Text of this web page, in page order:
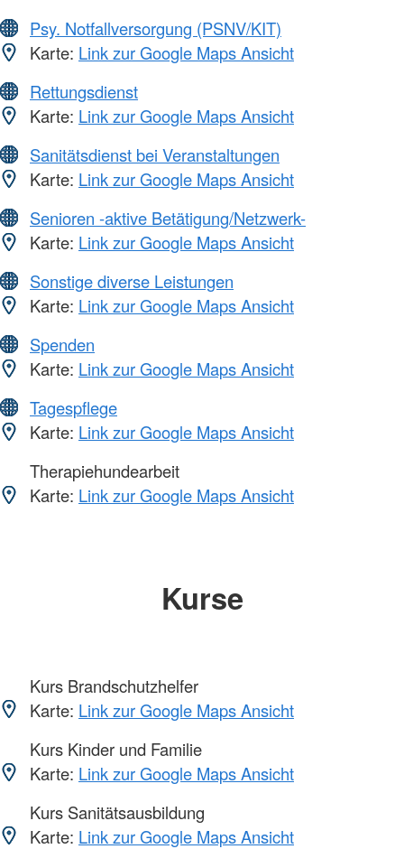
Psy. Notfallversorgung (PSNV/KIT)
Karte: Link zur Google Maps Ansicht
Rettungsdienst
Karte: Link zur Google Maps Ansicht
Sanitätsdienst bei Veranstaltungen
Karte: Link zur Google Maps Ansicht
Senioren -aktive Betätigung/Netzwerk-
Karte: Link zur Google Maps Ansicht
Sonstige diverse Leistungen
Karte: Link zur Google Maps Ansicht
Spenden
Karte: Link zur Google Maps Ansicht
Tagespflege
Karte: Link zur Google Maps Ansicht
Therapiehundearbeit
Karte: Link zur Google Maps Ansicht
Kurse
Kurs Brandschutzhelfer
Karte: Link zur Google Maps Ansicht
Kurs Kinder und Familie
Karte: Link zur Google Maps Ansicht
Kurs Sanitätsausbildung
Karte: Link zur Google Maps Ansicht